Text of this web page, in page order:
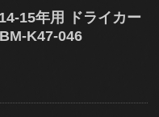
15年用 ドライカー
K47-046